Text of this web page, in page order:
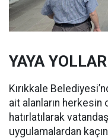
YAYA
Kırıkkale
ait alanların herkesin
hatırlatılarak
uygulamalardan